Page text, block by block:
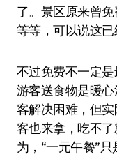
了。景区原来曾
等等，可以说这已
不过免费不一定
游客送食物是暖
客解决困难，但
客也来拿，吃不
为，“一元午餐”